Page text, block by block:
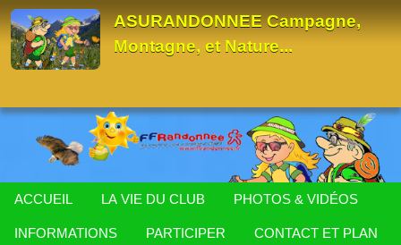
ASURANDONNEE Campagne,
Montagne, et Nature...
ACCUEIL LA VIE DU CLUB PHOTOS & VIDÉOS
INFORMATIONS PARTICIPER CONTACT ET PLAN
Panneau de gestion des cookies